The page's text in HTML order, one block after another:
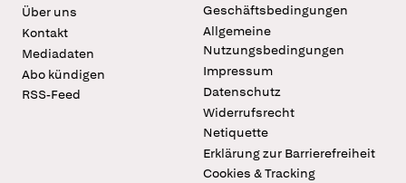
Über uns
Kontakt
Mediadaten
Abo kündigen
RSS-Feed
Geschäftsbedingungen
Allgemeine
Nutzungsbedingungen
Impressum
Datenschutz
Widerrufsrecht
Netiquette
Erklärung zur Barrierefreiheit
Cookies & Tracking